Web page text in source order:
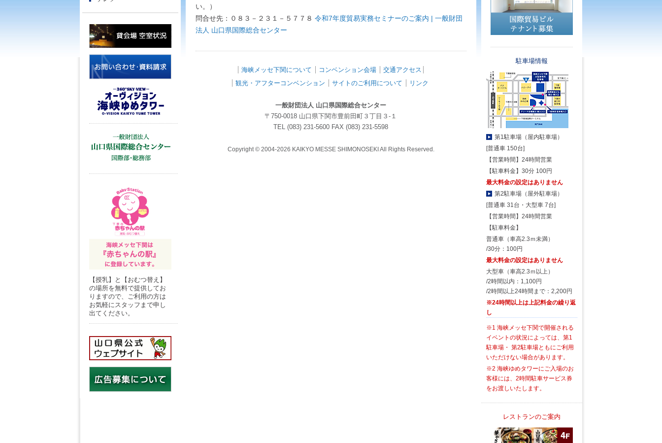
【授乳】と【おむつ替え】
の場所を無料で提供してお
りますので、ご利用の方は
お気軽にスタッフまで申し
出てください。
い。）
問合せ先：０８３－２３１－５７７８ 令和7年度貿易実務セミナーのご案内 | 一般財団
法人 山口県国際総合センター
海峡メッセ下関について コンベンション会場
交通アクセス
観光・アフターコンベンション
サイトのご利用について リンク
一般財団法人 山口県国際総合センター
〒750-0018 山口県下関市豊前田町３丁目３-１
TEL (083) 231-5600 FAX (083) 231-5598
Copyright © 2004-2026 KAIKYO MESSE SHIMONOSEKI All Rights Reserved.
駐車場情報
第1駐車場（屋内駐車場）
[普通車 150台]
【営業時間】24時間営業
【駐車料金】30分 100円
最大料金の設定はありません
第2駐車場（屋外駐車場）
[普通車 31台・大型車 7台]
【営業時間】24時間営業
【駐車料金】
普通車（車高2.3ｍ未満）
/30分：100円
最大料金の設定はありません
大型車（車高2.3ｍ以上）
/2時間以内：1,100円
/2時間以上24時間まで：2,200円
※24時間以上は上記料金の繰り返
し
※1 海峡メッセ下関で開催される
イベントの状況によっては、第1
駐車場・ 第2駐車場ともにご利用
いただけない場合があります。
※2 海峡ゆめタワーにご入場のお
客様には、2時間駐車サービス券
をお渡しいたします。
レストランのご案内